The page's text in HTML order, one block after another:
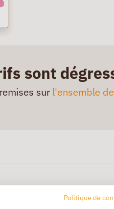
sont
sur l'ensemble
Politique de